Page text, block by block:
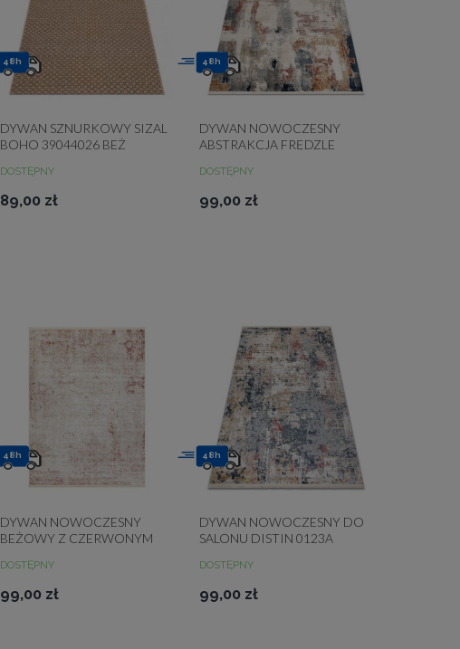
DYWAN SZNURKOWY SIZAL
BOHO 39044026 BEŻ
DOSTĘPNY
89,00 zł
48h
DYWAN NOWOCZESNY
ABSTRAKCJA FRĘDZLE
DOSTĘPNY
99,00 zł
48h
DYWAN NOWOCZESNY
BEŻOWY Z CZERWONYM
0828A
DOSTĘPNY
99,00 zł
48h
DYWAN NOWOCZESNY DO
SALONU DISTIN 0123A
DOSTĘPNY
99,00 zł
48h